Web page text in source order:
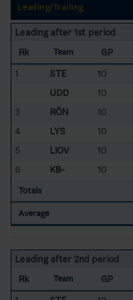
Leading/Trailing
Leading after 1st period
Rk
Team GP
1
STE 10
UDD
10
3
RÖN 10
4
LYS 10
5
LIOV 10
6
KB- 10
Totals
Average
Leading after 2nd period
Rk
Team GP